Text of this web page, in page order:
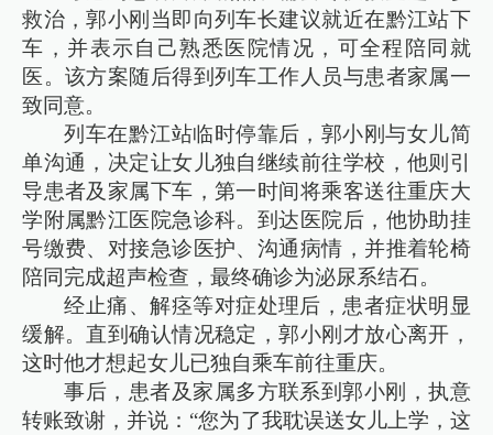
救治，郭小刚当即向列车长建议就近在黔江站下
车，并表示自己熟悉医院情况，可全程陪同就
医。该方案随后得到列车工作人员与患者家属一
致同意。
列车在黔江站临时停靠后，郭小刚与女儿简
单沟通，决定让女儿独自继续前往学校，他则引
导患者及家属下车，第一时间将乘客送往重庆大
学附属黔江医院急诊科。到达医院后，他协助挂
号缴费、对接急诊医护、沟通病情，并推着轮椅
陪同完成超声检查，最终确诊为泌尿系结石。
经止痛、解痉等对症处理后，患者症状明显
缓解。直到确认情况稳定，郭小刚才放心离开，
这时他才想起女儿已独自乘车前往重庆。
事后，患者及家属多方联系到郭小刚，执意
转账致谢，并说：“您为了我耽误送女儿上学，这